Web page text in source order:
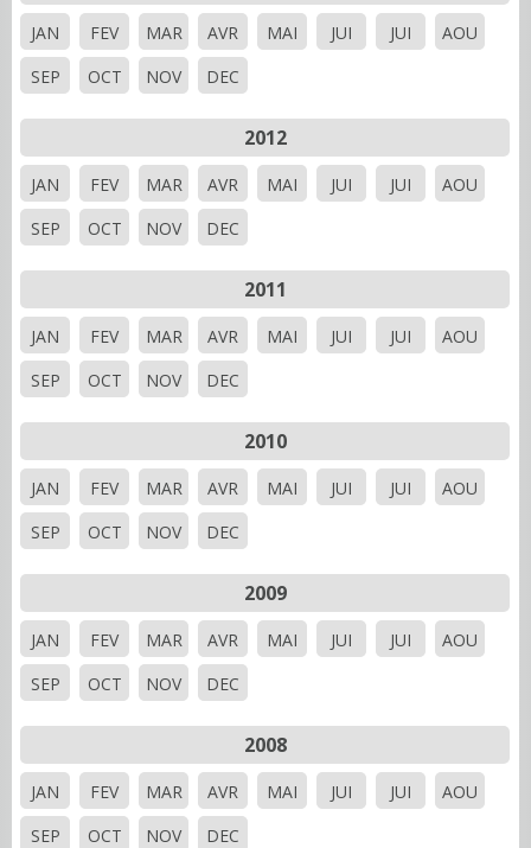
JAN FEV MAR AVR MAI JUI JUI
AOU
SEP
OCT NOV DEC
2012
JAN FEV MAR AVR MAI JUI JUI
AOU
SEP
OCT NOV DEC
2011
JAN FEV MAR AVR MAI JUI JUI
AOU
SEP
OCT NOV DEC
2010
JAN FEV MAR AVR MAI JUI JUI
AOU
SEP
OCT NOV DEC
2009
JAN FEV MAR AVR MAI JUI JUI
AOU
SEP
OCT NOV DEC
2008
JAN FEV MAR AVR MAI JUI JUI
AOU
SEP
OCT NOV DEC